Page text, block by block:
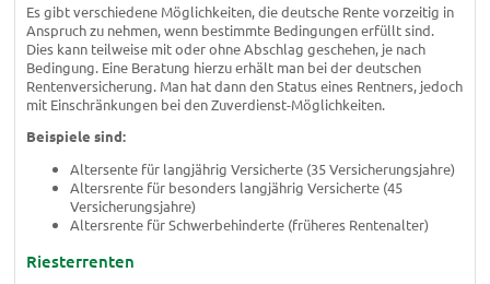
Es gibt verschiedene Möglichkeiten, die deutsche Rente vorzeitig in
Anspruch zu nehmen, wenn bestimmte Bedingungen erfüllt sind.
Dies kann teilweise mit oder ohne Abschlag geschehen, je nach
Bedingung. Eine Beratung hierzu erhält man bei der deutschen
Rentenversicherung. Man hat dann den Status eines Rentners, jedoch
mit Einschränkungen bei den Zuverdienst-Möglichkeiten.
Beispiele sind:
Altersente für langjährig Versicherte (35 Versicherungsjahre)
Altersrente für besonders langjährig Versicherte (45
Versicherungsjahre)
Altersrente für Schwerbehinderte (früheres Rentenalter)
Riesterrenten